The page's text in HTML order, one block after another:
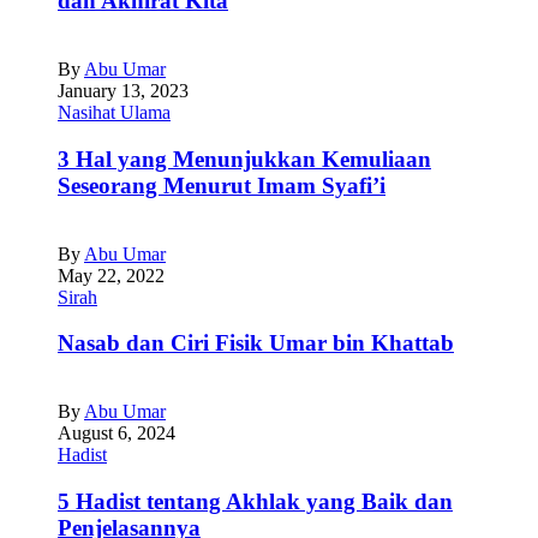
By Abu Umar
January 13, 2023
Nasihat Ulama
3 Hal yang Menunjukkan Kemuliaan
Seseorang Menurut Imam Syafi’i
By Abu Umar
May 22, 2022
Sirah
Nasab dan Ciri Fisik Umar bin Khattab
By Abu Umar
August 6, 2024
Hadist
5 Hadist tentang Akhlak yang Baik dan
Penjelasannya